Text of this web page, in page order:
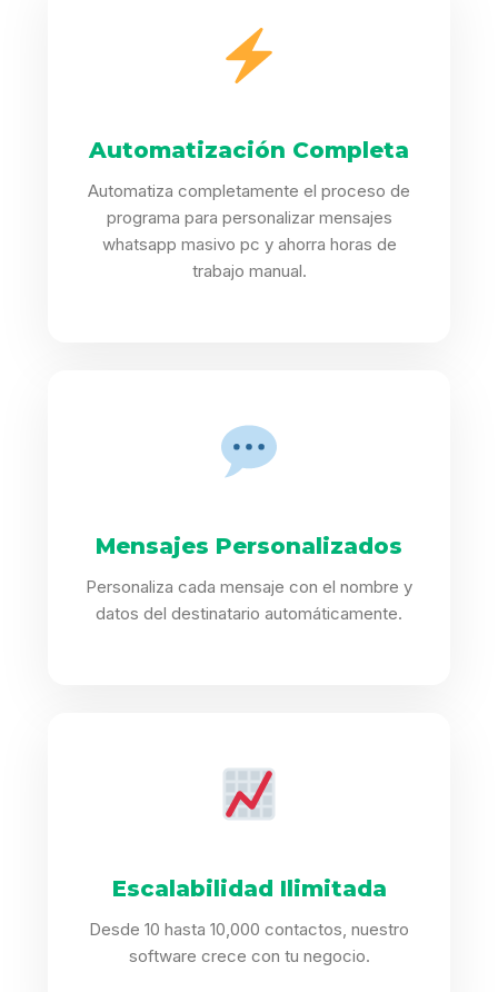
Automatización Completa
Automatiza completamente el proceso de
programa para personalizar mensajes
whatsapp masivo pc y ahorra horas de
trabajo manual.
Mensajes Personalizados
Personaliza cada mensaje con el nombre y
datos del destinatario automáticamente.
Escalabilidad Ilimitada
Desde 10 hasta 10,000 contactos, nuestro
software crece con tu negocio.